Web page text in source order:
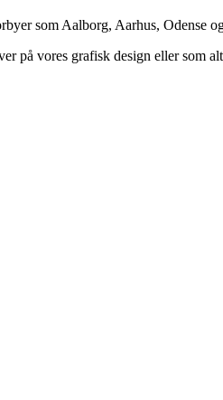
som Aalborg, Aarhus, Odense
på vores grafisk design eller som